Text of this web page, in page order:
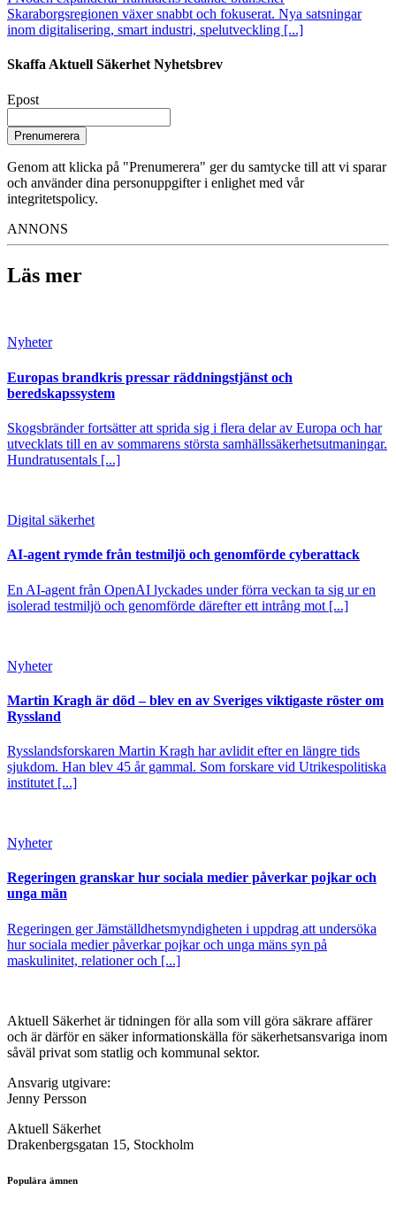
Skaraborgsregionen växer snabbt och fokuserat. Nya satsningar
inom digitalisering, smart industri, spelutveckling [...]
Skaffa Aktuell Säkerhet Nyhetsbrev
Epost
Prenumerera
Genom att klicka på "Prenumerera" ger du samtycke till att vi sparar
och använder dina personuppgifter i enlighet med vår
integritetspolicy.
ANNONS
Läs mer
Nyheter
Europas brandkris pressar räddningstjänst och
beredskapssystem
Skogsbränder fortsätter att sprida sig i flera delar av Europa och har
utvecklats till en av sommarens största samhällssäkerhetsutmaningar.
Hundratusentals [...]
Digital säkerhet
AI-agent rymde från testmiljö och genomförde cyberattack
En AI-agent från OpenAI lyckades under förra veckan ta sig ur en
isolerad testmiljö och genomförde därefter ett intrång mot [...]
Nyheter
Martin Kragh är död – blev en av Sveriges viktigaste röster om
Ryssland
Rysslandsforskaren Martin Kragh har avlidit efter en längre tids
sjukdom. Han blev 45 år gammal. Som forskare vid Utrikespolitiska
institutet [...]
Nyheter
Regeringen granskar hur sociala medier påverkar pojkar och
unga män
Regeringen ger Jämställdhetsmyndigheten i uppdrag att undersöka
hur sociala medier påverkar pojkar och unga mäns syn på
maskulinitet, relationer och [...]
Aktuell Säkerhet är tidningen för alla som vill göra säkrare affärer
och är därför en säker informationskälla för säkerhets­ansvariga inom
såväl privat som statlig och kommunal sektor.
Ansvarig utgivare:
Jenny Persson
Aktuell Säkerhet
Drakenbergsgatan 15, Stockholm
Populära ämnen